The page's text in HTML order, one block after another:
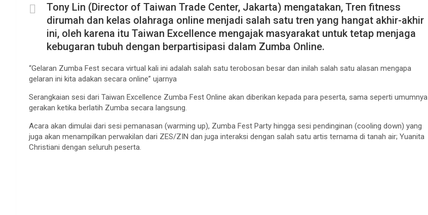
Tony Lin (Director of Taiwan Trade Center, Jakarta) mengatakan, Tren fitness
dirumah dan kelas olahraga online menjadi salah satu tren yang hangat akhir-akhir
ini, oleh karena itu Taiwan Excellence mengajak masyarakat untuk tetap menjaga
kebugaran tubuh dengan berpartisipasi dalam Zumba Online.
“Gelaran Zumba Fest secara virtual kali ini adalah salah satu terobosan besar dan inilah salah satu alasan mengapa
gelaran ini kita adakan secara online” ujarnya
Serangkaian sesi dari Taiwan Excellence Zumba Fest Online akan diberikan kepada para peserta, sama seperti umumnya
gerakan ketika berlatih Zumba secara langsung.
Acara akan dimulai dari sesi pemanasan (warming up), Zumba Fest Party hingga sesi pendinginan (cooling down) yang
juga akan menampilkan perwakilan dari ZES/ZIN dan juga interaksi dengan salah satu artis ternama di tanah air; Yuanita
Christiani dengan seluruh peserta.